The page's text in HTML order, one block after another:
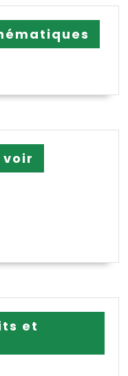
voir
et